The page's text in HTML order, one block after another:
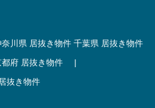
奈川県 居抜き物件 千葉県 居抜き物件
都府 居抜き物件
|
抜き物件